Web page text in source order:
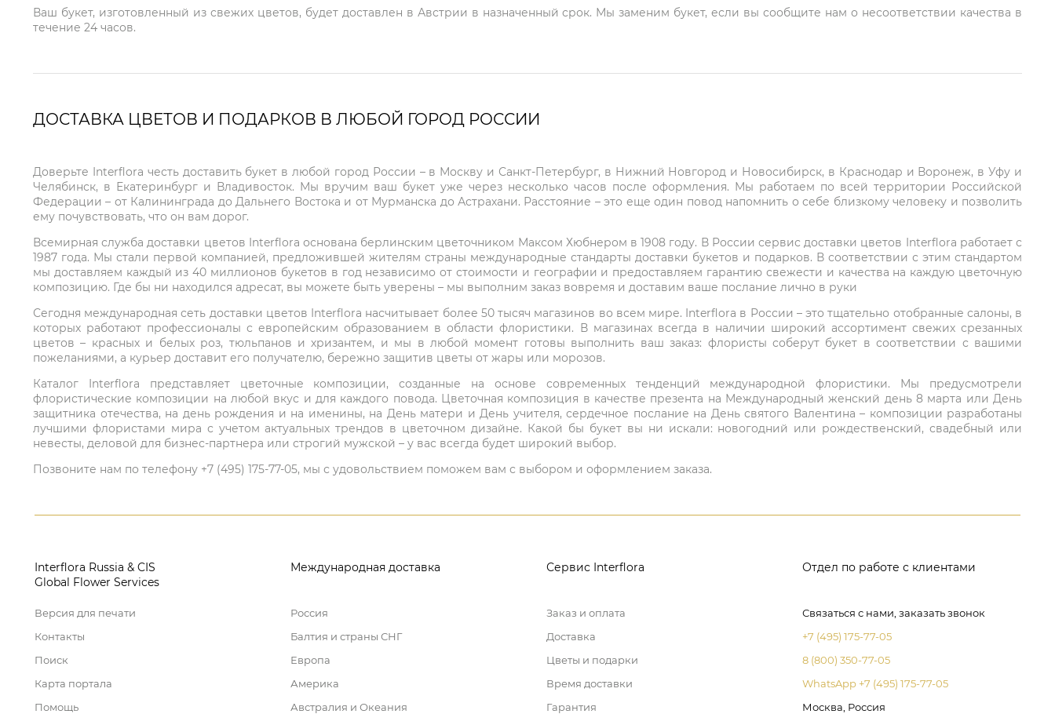
Ваш букет, изготовленный из свежих цветов, будет доставлен в Австрии в назначенный срок. Мы заменим букет, если вы сообщите нам о несоответствии качества в
течение 24 часов.
ДОСТАВКА ЦВЕТОВ И ПОДАРКОВ В ЛЮБОЙ ГОРОД РОССИИ
Доверьте Interflora честь доставить букет в любой город России – в Москву и Санкт-Петербург, в Нижний Новгород и Новосибирск, в Краснодар и Воронеж, в Уфу и
Челябинск, в Екатеринбург и Владивосток. Мы вручим ваш букет уже через несколько часов после оформления. Мы работаем по всей территории Российской
Федерации – от Калининграда до Дальнего Востока и от Мурманска до Астрахани. Расстояние – это еще один повод напомнить о себе близкому человеку и позволить
ему почувствовать, что он вам дорог.
Всемирная служба доставки цветов Interflora основана берлинским цветочником Максом Хюбнером в 1908 году. В России сервис доставки цветов Interflora работает с
1987 года. Мы стали первой компанией, предложившей жителям страны международные стандарты доставки букетов и подарков. В соответствии с этим стандартом
мы доставляем каждый из 40 миллионов букетов в год независимо от стоимости и географии и предоставляем гарантию свежести и качества на каждую цветочную
композицию. Где бы ни находился адресат, вы можете быть уверены – мы выполним заказ вовремя и доставим ваше послание лично в руки
Сегодня международная сеть доставки цветов Interflora насчитывает более 50 тысяч магазинов во всем мире. Interflora в России – это тщательно отобранные салоны, в
которых работают профессионалы с европейским образованием в области флористики. В магазинах всегда в наличии широкий ассортимент свежих срезанных
цветов – красных и белых роз, тюльпанов и хризантем, и мы в любой момент готовы выполнить ваш заказ: флористы соберут букет в соответствии с вашими
пожеланиями, а курьер доставит его получателю, бережно защитив цветы от жары или морозов.
Каталог Interflora представляет цветочные композиции, созданные на основе современных тенденций международной флористики. Мы предусмотрели
флористические композиции на любой вкус и для каждого повода. Цветочная композиция в качестве презента на Международный женский день 8 марта или День
защитника отечества, на день рождения и на именины, на День матери и День учителя, сердечное послание на День святого Валентина – композиции разработаны
лучшими флористами мира с учетом актуальных трендов в цветочном дизайне. Какой бы букет вы ни искали: новогодний или рождественский, свадебный или
невесты, деловой для бизнес-партнера или строгий мужской – у вас всегда будет широкий выбор.
Позвоните нам по телефону +7 (495) 175-77-05, мы с удовольствием поможем вам с выбором и оформлением заказа.
Interflora Russia & CIS
Global Flower Services
Версия для печати
Контакты
Поиск
Карта портала
Помощь
Международная доставка
Россия
Балтия и страны СНГ
Европа
Америка
Австралия и Океания
Сервис Interflora
Заказ и оплата
Доставка
Цветы и подарки
Время доставки
Гарантия
Отдел по работе с клиентами
Связаться с нами, заказать звонок
+7 (495) 175-77-05
8 (800) 350-77-05
WhatsApp +7 (495) 175-77-05
Москва, Россия